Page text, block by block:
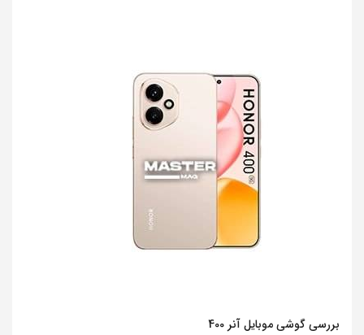
بررسی گوشی موبایل آنر 400